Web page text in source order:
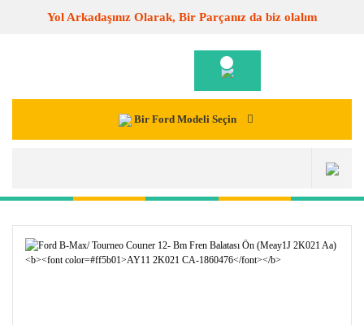
Yol Arkadaşınız Olarak, Bir Parçanız da biz olalım
Bir Ford Modeli Seçin